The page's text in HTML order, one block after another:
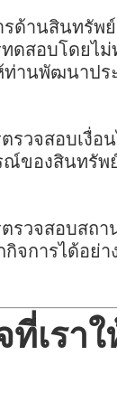
ด้านสินทรัพย์
ทดสอบโดยไ
ท่านพัฒนาป
รวจสอบเงื่
ณ์ของสินทรัพ
ตรวจสอบสถ
จการได้อย่า
ที่เรา